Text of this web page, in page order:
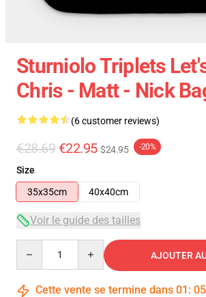
Sturniolo Triplets
Chris - Matt - Nick
(6 customer reviews)
€28.69 €22.95 $24.95 -20%
Size
35x35cm
40x40cm
Voir le guide des tailles
AJOUTER
Cette vente se termine dans 01 : 05